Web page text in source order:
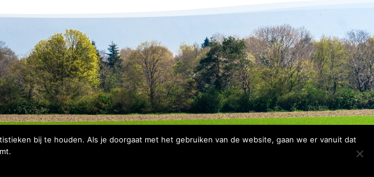
|
bij te houden. Als je doorgaat met het gebruiken van de website, gaan we er vanuit dat